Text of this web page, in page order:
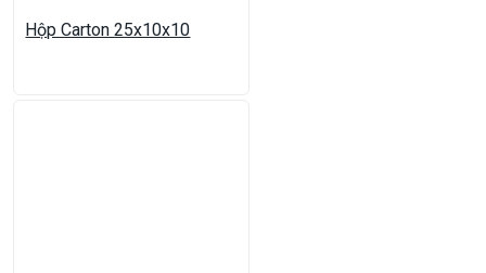
Hộp Carton 25x10x10